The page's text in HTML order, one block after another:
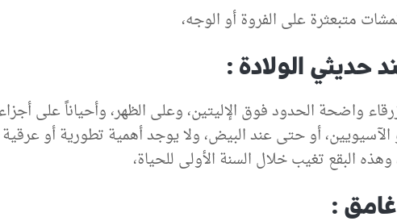
متبعثرة على الفروة أو الوجه،
حديثي الولادة :
الآسيويين، أو حتى عند البيض، ولا يوجد أهمية تطورية أو
وهذه البقع تغيب خلال السنة الأولى للحياة،
: